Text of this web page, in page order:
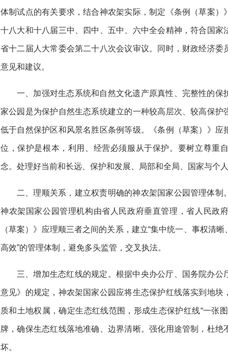
体制试点的有关要求，结合神农架实际，制定《条例（草案
十八大和十八届三中、四中、五中、六中全会精神，符合国
省十二届人大常委会第二十八次会议审议。同时，财政经济
意见和建议。
一、加强对生态系统和自然文化遗产原真性、完整性的
家公园是为保护自然生态系统建立的一种较高层次、较高保
低于自然保护区和风景名胜区条例等级。《条例（草案）》
位，保护是根本，利用、经营必须服从于保护。要树立尊重
念。处理好当前和长远、保护和发展、局部和全局、国家与个
二、理顺关系，建立权责明确的神农架国家公园管理体
神农架国家公园管理机构由省人民政府垂直管理，省人民政
（草案）》应理顺三者之间的关系，建立“集中统一、事权清
高效”的管理体制，避免多头监管，交叉执法。
三、增加生态红线的规定。根据中央办公厅、国务院办
意见》的规定，神农架国家公园应将生态保护红线落实到地
质和土地权属，确定生态红线范围，形成生态保护红线“一张
牌，确保生态红线落地准确、边界清晰。强化用途管制，杜
坏。